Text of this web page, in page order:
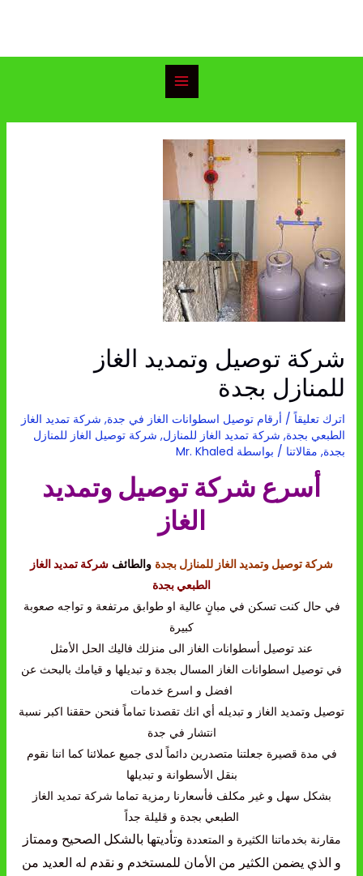
شركة توصيل وتمديد الغاز
للمنازل بجدة
اترك تعليقاً / أرقام توصيل اسطوانات الغاز في جدة, شركة تمديد الغاز
الطبعي بجدة, شركة تمديد الغاز للمنازل, شركة توصيل الغاز للمنازل
بجدة, مقالاتنا / بواسطة Mr. Khaled
أسرع شركة توصيل وتمديد
الغاز
شركة توصيل وتمديد الغاز للمنازل بجدة والطائف شركة تمديد الغاز
الطبعي بجدة
في حال كنت تسكن في مبانٍ عالية او طوابق مرتفعة و تواجه صعوبة
كبيرة
عند توصيل أسطوانات الغاز الى منزلك فاليك الحل الأمثل
في توصيل اسطوانات الغاز المسال بجدة و تبديلها و قيامك بالبحث عن
افضل و اسرع خدمات
توصيل وتمديد الغاز و تبديله أي انك تقصدنا تماماً فنحن حققنا اكبر نسبة
انتشار في جدة
في مدة قصيرة جعلتنا متصدرين دائماً لدى جميع عملائنا كما اننا نقوم
بنقل الأسطوانة و تبديلها
بشكل سهل و غير مكلف فأسعارنا رمزية تماما شركة تمديد الغاز
الطبعي بجدة و قليلة جداً
مقارنة بخدماتنا الكثيرة و المتعددة وتأديتها بالشكل الصحيح وممتاز
و الذي يضمن الكثير من الأمان للمستخدم و نقدم له العديد من
navigation